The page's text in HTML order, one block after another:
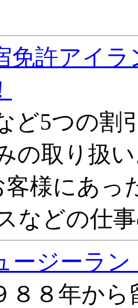
免許アイ
ど5つの割
の取り扱
客様にあっ
などの仕
ージーラン
８８年か